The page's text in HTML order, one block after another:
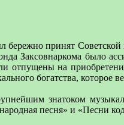
принят
Заксовнаркома было
на
богатства, которое
знатоком
песня» и «Песни